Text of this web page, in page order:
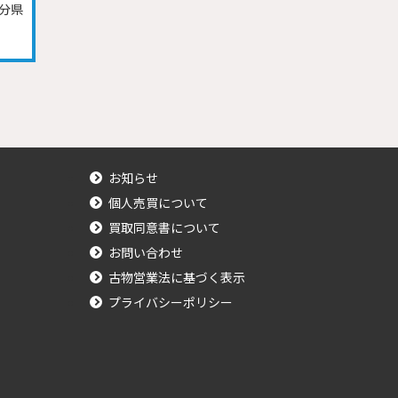
県
お知らせ
個人売買について
買取同意書について
お問い合わせ
古物営業法に基づく表示
プライバシーポリシー